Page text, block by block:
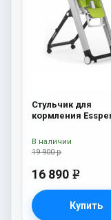
Стульчик для
кормления
19 900 р
16 890 e
Купить
В наличии